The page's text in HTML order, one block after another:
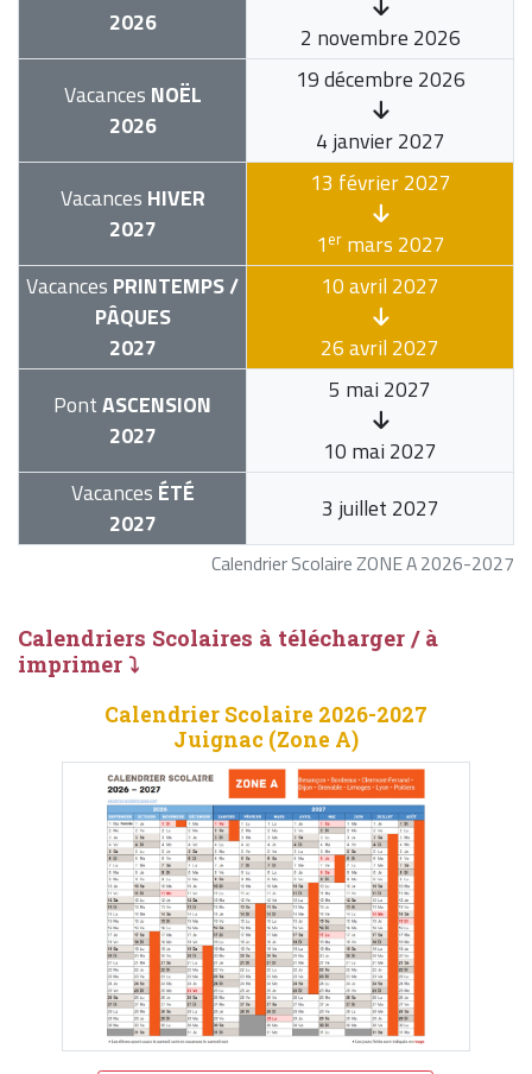
Calendrier Scolaire ZONE A 2026-2027
2026
2 novembre 2026
Vacances NOËL
2026
19 décembre 2026
4 janvier 2027
Vacances HIVER
2027
13 février 2027
1ermars 2027
Vacances PRINTEMPS /
PÂQUES
2027
10 avril 2027
26 avril 2027
PontASCENSION
2027
5 mai 2027
10 mai 2027
Vacances ÉTÉ
2027
3 juillet 2027
Calendriers Scolaires à télécharger / à
imprimer ⤵
Calendrier Scolaire 2026-2027
Juignac (Zone A)